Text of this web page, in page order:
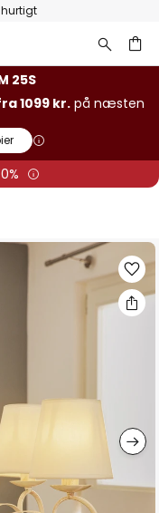
25S
1099 kr. på næsten